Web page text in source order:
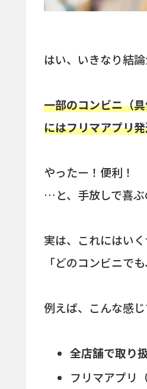
はい、いきなり結
一部のコンビニ（
にはフリマアプリ
やったー！便利！
…と、手放しで喜ぶ
実は、これにはい
「どのコンビニで
例えば、こんな感じ
全店舗で取り
フリマアプリ